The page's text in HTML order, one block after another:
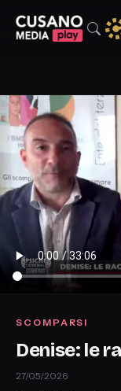
SCOMPARSI
Denise: le
27/05/2026